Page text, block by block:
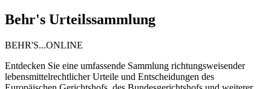
Behr's Urteilssammlung
BEHR'S...ONLINE
Entdecken Sie eine umfassende Sammlung richtungsweisender
lebensmittelrechtlicher Urteile und Entscheidungen des